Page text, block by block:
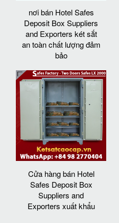
nơi bán Hotel Safes
Deposit Box Suppliers
and Exporters két sắt
an toàn chất lượng đảm
bảo
Cửa hàng bán Hotel
Safes Deposit Box
Suppliers and
Exporters xuất khẩu